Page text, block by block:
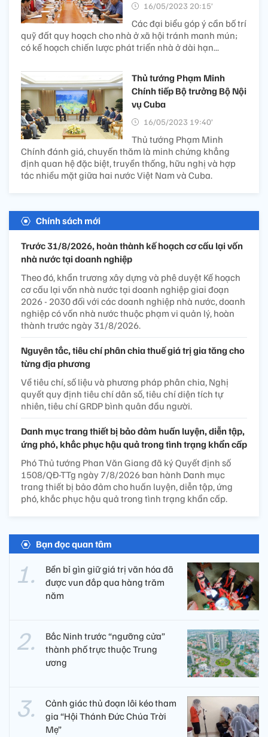
16/05/2023 20:15’
Các đại biểu góp ý cần bố trí
quỹ đất quy hoạch cho nhà ở xã hội tránh manh mún;
có kế hoạch chiến lược phát triển nhà ở dài hạn...
Thủ tướng Phạm Minh
Chính tiếp Bộ trưởng Bộ Nội
vụ Cuba
16/05/2023 19:40’
Thủ tướng Phạm Minh
Chính đánh giá, chuyến thăm là minh chứng khẳng
định quan hệ đặc biệt, truyền thống, hữu nghị và hợp
tác nhiều mặt giữa hai nước Việt Nam và Cuba.
Chính sách mới
Trước 31/8/2026, hoàn thành kế hoạch cơ cấu lại vốn
nhà nước tại doanh nghiệp
Theo đó, khẩn trương xây dựng và phê duyệt Kế hoạch
cơ cấu lại vốn nhà nước tại doanh nghiệp giai đoạn
2026 - 2030 đối với các doanh nghiệp nhà nước, doanh
nghiệp có vốn nhà nước thuộc phạm vi quản lý, hoàn
thành trước ngày 31/8/2026.
Nguyên tắc, tiêu chí phân chia thuế giá trị gia tăng cho
từng địa phương
Về tiêu chí, số liệu và phương pháp phân chia, Nghị
quyết quy định tiêu chí dân số, tiêu chí diện tích tự
nhiên, tiêu chí GRDP bình quân đầu người.
Danh mục trang thiết bị bảo đảm huấn luyện, diễn tập,
ứng phó, khắc phục hậu quả trong tình trạng khẩn cấp
Phó Thủ tướng Phan Văn Giang đã ký Quyết định số
1508/QĐ-TTg ngày 7/8/2026 ban hành Danh mục
trang thiết bị bảo đảm cho huấn luyện, diễn tập, ứng
phó, khắc phục hậu quả trong tình trạng khẩn cấp.
Bạn đọc quan tâm
Bền bỉ gìn giữ giá trị văn hóa đã
được vun đắp qua hàng trăm
năm
Bắc Ninh trước “ngưỡng cửa”
thành phố trực thuộc Trung
ương
Cảnh giác thủ đoạn lôi kéo tham
gia “Hội Thánh Đức Chúa Trời
Mẹ”